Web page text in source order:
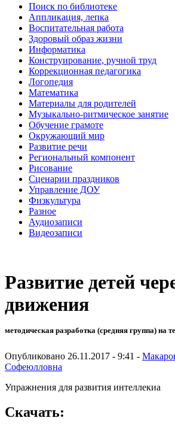
Поиск по библиотеке
Аппликация, лепка
Воспитательная работа
Здоровый образ жизни
Информатика
Конструирование, ручной труд
Коррекционная педагогика
Логопедия
Математика
Материалы для родителей
Музыкально-ритмическое занятие
Обучение грамоте
Окружающий мир
Развитие речи
Региональный компонент
Рисование
Сценарии праздников
Управление ДОУ
Физкультура
Разное
Аудиозаписи
Видеозаписи
Развитие детей
движения
методическая разработка (средняя группа) на
Опубликовано 26.11.2017 - 9:41 -
Софеюлловна
Упражнения для развития интеллекиа
Скачать: